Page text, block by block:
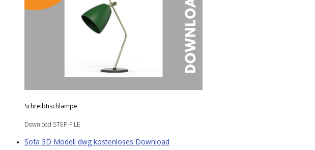
Schreibtischlampe
Download STEP-FILE
Sofa 3D Modell dwg kostenloses Download